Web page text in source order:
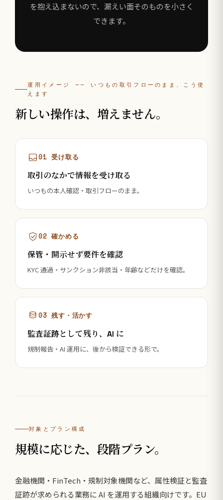
を抱え込まないので、漏えい面そのものを小さく
できます。
運用イメージ ── いつもの取引フローのまま、こう使
えます
新しい操作は、増えません。
01 受け取る
取引のなかで情報を受け取る
いつもの本人確認・取引フローのまま。
02 確かめる
保管・開示せず要件を確認
KYC 通過・サンクション非該当・年齢などだけを確認。
03 残す・活かす
監査証跡として残り、AI に
規制報告・AI 運用に、後から検証できる形で。
対象とプラン構成
規模に応じた、段階プラン。
金融機関・FinTech・規制対象機関など、属性検証と監査
証跡が求められる業務に AI を運用する組織向けです。EU